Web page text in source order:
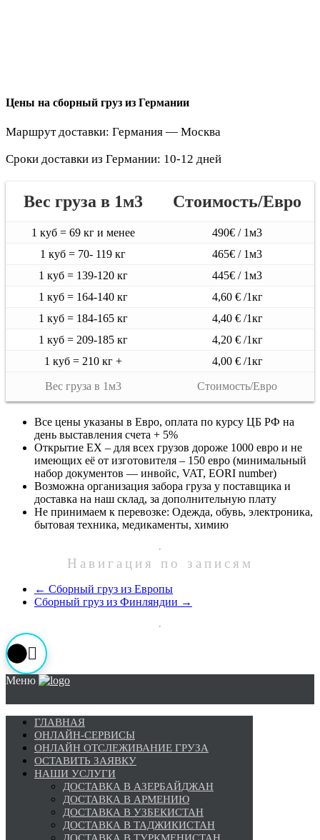
Цены на сборный груз из Германии
Маршрут доставки: Германия — Москва
Сроки доставки из Германии: 10-12 дней
Вес груза в 1м3 Стоимость/Евро
Вес груза в 1м3 Стоимость/Евро
1 куб = 69 кг и менее
490€ / 1м3
1 куб = 70- 119 кг
465€ / 1м3
1 куб = 139-120 кг
445€ / 1м3
1 куб = 164-140 кг
4,60 € /1кг
1 куб = 184-165 кг
4,40 € /1кг
1 куб = 209-185 кг
4,20 € /1кг
1 куб = 210 кг +
4,00 € /1кг
Все цены указаны в Евро, оплата по курсу ЦБ РФ на
день выставления счета + 5%
Открытие EX – для всех грузов дороже 1000 евро и не
имеющих её от изготовителя – 150 евро (минимальный
набор документов — инвойс, VAT, EORI number)
Возможна организация забора груза у поставщика и
доставка на наш склад, за дополнительную плату
Не принимаем к перевозке: Одежда, обувь, электроника,
бытовая техника, медикаменты, химию
Навигация по записям
← Сборный груз из Европы
Сборный груз из Финляндии →
Меню
ГЛАВНАЯ
ОНЛАЙН-СЕРВИСЫ
ОНЛАЙН ОТСЛЕЖИВАНИЕ ГРУЗА
ОСТАВИТЬ ЗАЯВКУ
НАШИ УСЛУГИ
ДОСТАВКА В АЗЕРБАЙДЖАН
ДОСТАВКА В АРМЕНИЮ
ДОСТАВКА В УЗБЕКИСТАН
ДОСТАВКА В ТАДЖИКИСТАН